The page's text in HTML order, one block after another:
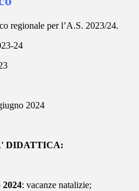
regionale per l’A.S. 2023/24.
2024
DIDATTICA:
2024: vacanze natalizie;